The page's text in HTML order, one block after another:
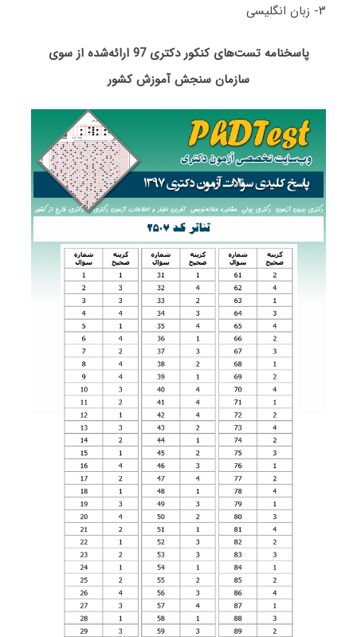
۳- زبان انگلیسی
پاسخنامه تست‌های کنکور دکتری 97 ارائه‌شده از سوی
سازمان سنجش آموزش کشور